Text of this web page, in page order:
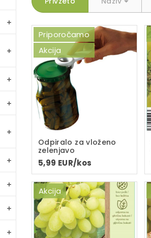
Odpiralo za vloženo
zelenjavo
5,99 EUR/kos
Priporočamo
Akcija
Akcija